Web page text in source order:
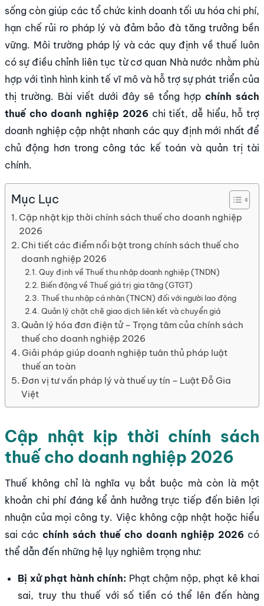
sống còn giúp các tổ chức kinh doanh tối ưu hóa chi phí,
hạn chế rủi ro pháp lý và đảm bảo đà tăng trưởng bền
vững. Môi trường pháp lý và các quy định về thuế luôn
có sự điều chỉnh liên tục từ cơ quan Nhà nước nhằm phù
hợp với tình hình kinh tế vĩ mô và hỗ trợ sự phát triển của
thị trường. Bài viết dưới đây sẽ tổng hợp chính sách
thuế cho doanh nghiệp 2026chi tiết, dễ hiểu, hỗ trợ
doanh nghiệp cập nhật nhanh các quy định mới nhất để
chủ động hơn trong công tác kế toán và quản trị tài
chính.
Mục Lục
Cập nhật kịp thời chính sách thuế cho doanh nghiệp
2026
Chi tiết các điểm nổi bật trong chính sách thuế cho
doanh nghiệp 2026
Quy định về Thuế thu nhập doanh nghiệp (TNDN)
Biến động về Thuế giá trị gia tăng (GTGT)
Thuế thu nhập cá nhân (TNCN) đối với người lao động
Quản lý chặt chẽ giao dịch liên kết và chuyển giá
Quản lý hóa đơn điện tử – Trọng tâm của chính sách
thuế cho doanh nghiệp 2026
Giải pháp giúp doanh nghiệp tuân thủ pháp luật
thuế an toàn
Đơn vị tư vấn pháp lý và thuế uy tín – Luật Đỗ Gia
Việt
Cập nhật kịp thời chính sách
thuế cho doanh nghiệp 2026
Thuế không chỉ là nghĩa vụ bắt buộc mà còn là một
khoản chi phí đáng kể ảnh hưởng trực tiếp đến biên lợi
nhuận của mọi công ty. Việc không cập nhật hoặc hiểu
sai các chính sách thuế cho doanh nghiệp 2026 có
thể dẫn đến những hệ lụy nghiêm trọng như:
Bị xử phạt hành chính: Phạt chậm nộp, phạt kê khai
sai, truy thu thuế với số tiền có thể lên đến hàng